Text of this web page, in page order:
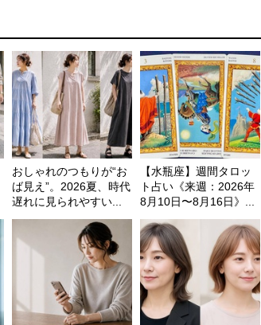
おしゃれのつもりが“お
ば見え”。2026夏、時代
遅れに見られやすい...
【水瓶座】週間タロッ
ト占い《来週：2026年
8月10日〜8月16日》...